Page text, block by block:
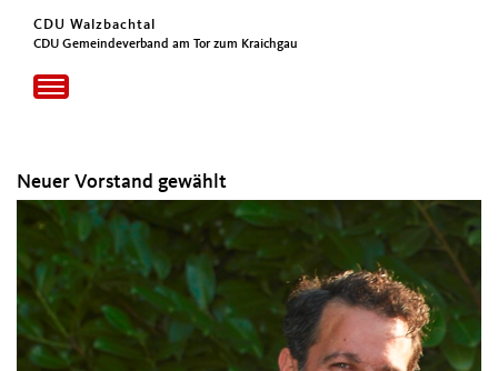
CDU Walzbachtal
CDU Gemeindeverband am Tor zum Kraichgau
Toggle
navigation
Neuer Vorstand gewählt